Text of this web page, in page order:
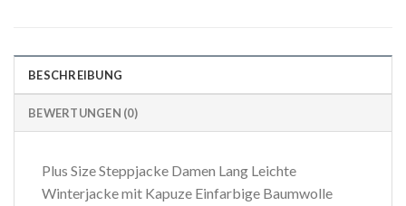
BESCHREIBUNG
BEWERTUNGEN (0)
Plus Size Steppjacke Damen Lang Leichte
Winterjacke mit Kapuze Einfarbige Baumwolle